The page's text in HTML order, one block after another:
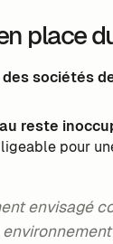
place
sociétés
reste
pour
envisagé